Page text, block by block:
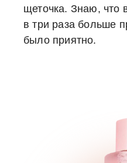
щеточка. Знаю, что
в три раза больше
было приятно.